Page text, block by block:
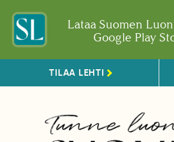
Lataa Suomen
Google Play
TILAA LEHTI